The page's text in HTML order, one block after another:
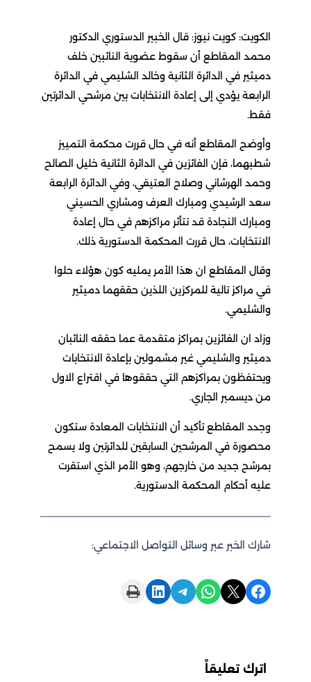
الكويت: كويت نيوز: قال الخبير الدستوري الدكتور
محمد المقاطع أن سقوط عضوية النائبين خلف
دميثير في الدائرة الثانية وخالد الشليمي في الدائرة
الرابعة يؤدي إلى إعادة الانتخابات بين مرشحي الدائرتين
فقط.
وأوضح المقاطع أنه في حال قررت محكمة التمييز
شطبهما، فإن الفائزين في الدائرة الثانية خليل الصالح
وحمد الهرشاني وصلاح العتيقي، وفي الدائرة الرابعة
سعد الرشيدي ومبارك العرف ومشاري الحسيني
ومبارك النجادة قد تتأثر مراكزهم في حال إعادة
الانتخابات، حال قررت المحكمة الدستورية ذلك.
وقال المقاطع ان هذا الأمر يمليه كون هؤلاء حلوا
في مراكز تالية للمركزين اللذين حققهما دميثير
والشليمي.
وزاد ان الفائزين بمراكز متقدمة عما حققه النائبان
دميثير والشليمي غير مشمولين بإعادة الانتخابات
ويحتفظون بمراكزهم التي حققوها في اقتراع الاول
من ديسمبر الجاري.
وجدد المقاطع تأكيد أن الانتخابات المعادة ستكون
محصورة في المرشحين السابقين للدائرتين ولا يسمح
بمرشح جديد من خارجهم، وهو الأمر الذي استقرت
عليه أحكام المحكمة الدستورية.
شارك الخبر عبر وسائل التواصل الاجتماعي:
Share on Facebook
Share on X
Share on WhatsApp
Share on Telegram
Share on LinkedIn
Print this Page
اترك تعليقاً